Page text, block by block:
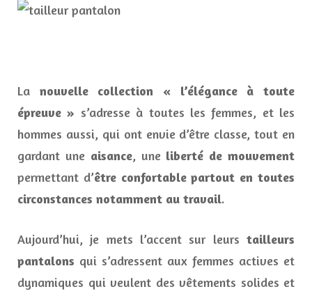
La nouvelle collection « l’élégance à toute
épreuve » s’adresse à toutes les femmes, et les
hommes aussi, qui ont envie d’être classe, tout en
gardant une aisance, uneliberté de mouvement
permettant d’être confortable partout en toutes
circonstances notamment au travail.
Aujourd’hui, je mets l’accent sur leurs tailleurs
pantalons qui s’adressent aux femmes actives et
dynamiques qui veulent des vêtements solides et